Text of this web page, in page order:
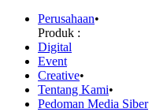
Perusahaan•
Produk :
Digital
Event
Creative•
Tentang Kami•
Pedoman Media Siber